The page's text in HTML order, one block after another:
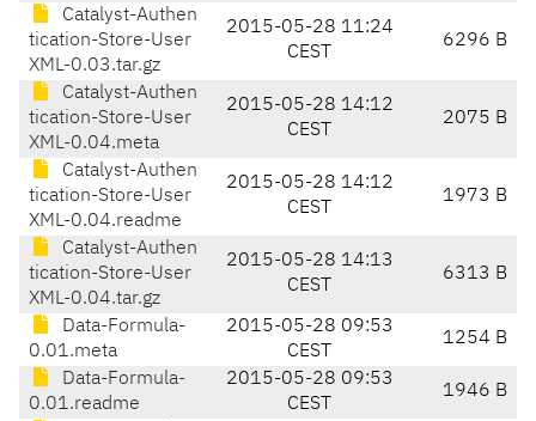
Catalyst-Authen
tication-Store-User
XML-0.03.tar.gz
2015-05-28 11:24
CEST
6296 B
Catalyst-Authen
tication-Store-User
XML-0.04.meta
2015-05-28 14:12
CEST
2075 B
Catalyst-Authen
tication-Store-User
XML-0.04.readme
2015-05-28 14:12
CEST
1973 B
Catalyst-Authen
tication-Store-User
XML-0.04.tar.gz
2015-05-28 14:13
CEST
6313 B
Data-Formula-
0.01.meta
2015-05-28 09:53
CEST
1254 B
Data-Formula-
0.01.readme
2015-05-28 09:53
CEST
1946 B